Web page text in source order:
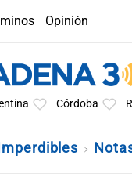
Opinión
Córdoba